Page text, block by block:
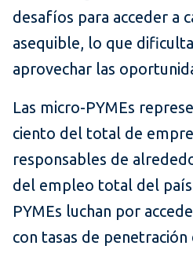
desafíos para acceder a
asequible, lo que
aprovechar las
Las micro-PYMEs
ciento del total de
responsables de
del empleo total del
PYMEs luchan por
con tasas de